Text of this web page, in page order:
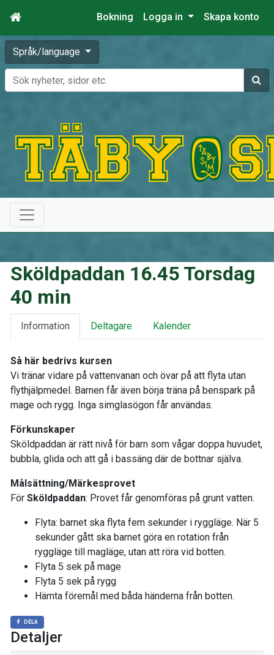
Bokning Logga in Skapa konto
Språk/language
Sök
Sköldpaddan 16.45 Torsdag
40 min
Information Deltagare Kalender
Så här bedrivs kursen
Vi tränar vidare på vattenvanan och övar på att flyta utan
flythjälpmedel. Barnen får även börja träna på benspark på
mage och rygg. Inga simglasögon får användas.
Förkunskaper
Sköldpaddan är rätt nivå för barn som vågar doppa huvudet,
bubbla, glida och att gå i bassäng där de bottnar själva.
Målsättning/Märkesprovet
För Sköldpaddan: Provet får genomföras på grunt vatten.
Flyta: barnet ska flyta fem sekunder i ryggläge. När 5
sekunder gått ska barnet göra en rotation från
ryggläge till magläge, utan att röra vid botten.
Flyta 5 sek på mage
Flyta 5 sek på rygg
Hämta föremål med båda händerna från botten.
DELA
Detaljer